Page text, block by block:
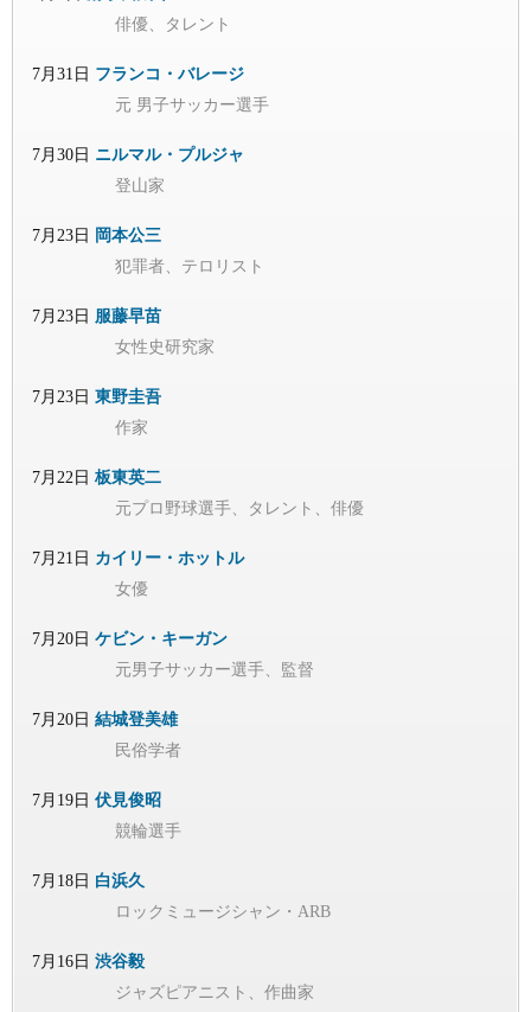
俳優、タレント
7月31日 フランコ・バレージ
元 男子サッカー選手
7月30日 ニルマル・プルジャ
登山家
7月23日 岡本公三
犯罪者、テロリスト
7月23日 服藤早苗
女性史研究家
7月23日 東野圭吾
作家
7月22日 板東英二
元プロ野球選手、タレント、俳優
7月21日 カイリー・ホットル
女優
7月20日 ケビン・キーガン
元男子サッカー選手、監督
7月20日 結城登美雄
民俗学者
7月19日 伏見俊昭
競輪選手
7月18日 白浜久
ロックミュージシャン・ARB
7月16日 渋谷毅
ジャズピアニスト、作曲家